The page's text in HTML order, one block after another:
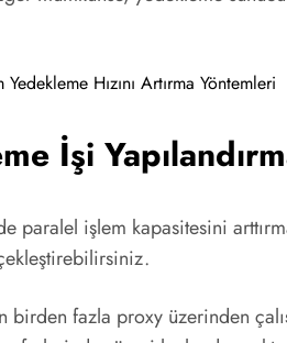
İşi
paralel işlem kapasitesini
fazla proxy üzerinden